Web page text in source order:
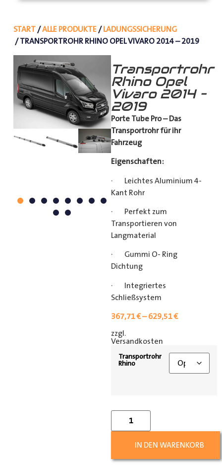
START/ALLE PRODUKTE/LADUNGSSICHERUNG
/ TRANSPORTROHR RHINO OPEL VIVARO 2014 – 2019
Transportrohr
Rhino Opel
Vivaro 2014 –
2019
Porte Tube Pro – Das
Transportrohr für ihr
Fahrzeug
Eigenschaften:
· Leichtes Aluminium 4-
Kant Rohr
· Perfekt zum
Transportieren von
Langmaterial
· Gummi O- Ring
Dichtung
· Integriertes
Schließsystem
367,71€–629,51€
zzgl.
Versandkosten
Transportrohr
Rhino
IN DEN WARENKORB